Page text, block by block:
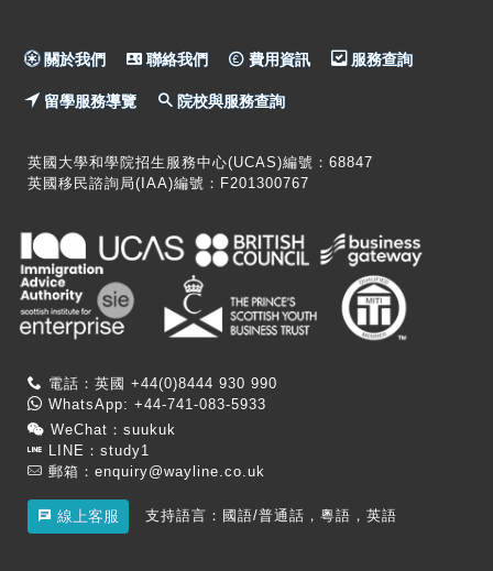
關於我們 聯絡我們 費用資訊 服務查詢
留學服務導覽 院校與服務查詢
英國大學和學院招生服務中心(UCAS)編號：68847
英國移民諮詢局(IAA)編號：F201300767
電話：英國 +44(0)8444 930 990
WhatsApp: +44-741-083-5933
WeChat：suukuk
LINE：study1
郵箱： enquiry@wayline.co.uk
線上客服 支持語言：國語/普通話，粵語，英語